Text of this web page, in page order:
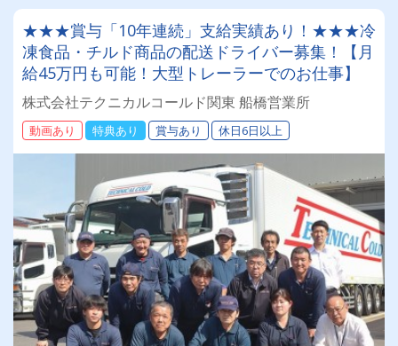
★★★賞与「10年連続」支給実績あり！★★★冷
凍食品・チルド商品の配送ドライバー募集！【月
給45万円も可能！大型トレーラーでのお仕事】
株式会社テクニカルコールド関東 船橋営業所
動画あり 特典あり 賞与あり 休日6日以上